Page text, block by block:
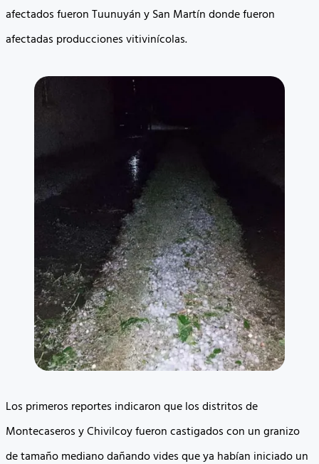
afectados fueron Tuunuyán y San Martín donde fueron
afectadas producciones vitivinícolas.
Los primeros reportes indicaron que los distritos de
Montecaseros y Chivilcoy fueron castigados con un granizo
de tamaño mediano dañando vides que ya habían iniciado un